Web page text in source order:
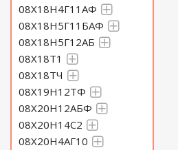
08Х18Н4Г11АФ
08Х18Н5Г11БАФ
08Х18Н5Г12АБ
08Х18Т1
08Х18ТЧ
08Х19Н12ТФ
08Х20Н12АБФ
08Х20Н14С2
08Х20Н4АГ10